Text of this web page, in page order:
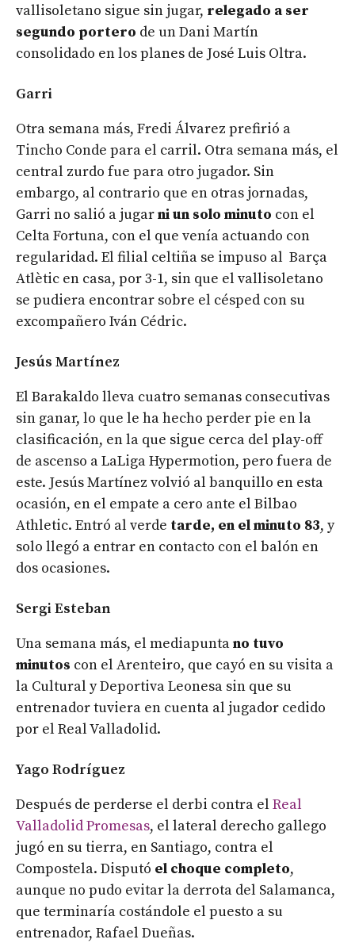
vallisoletano sigue sin jugar, relegado a ser
segundo portero de un Dani Martín
consolidado en los planes de José Luis Oltra.
Garri
Otra semana más, Fredi Álvarez prefirió a
Tincho Conde para el carril. Otra semana más, el
central zurdo fue para otro jugador. Sin
embargo, al contrario que en otras jornadas,
Garri no salió a jugarni un solo minuto con el
Celta Fortuna, con el que venía actuando con
regularidad. El filial celtiña se impuso al Barça
Atlètic en casa, por 3-1, sin que el vallisoletano
se pudiera encontrar sobre el césped con su
excompañero Iván Cédric.
Jesús Martínez
El Barakaldo lleva cuatro semanas consecutivas
sin ganar, lo que le ha hecho perder pie en la
clasificación, en la que sigue cerca del play-off
de ascenso a LaLiga Hypermotion, pero fuera de
este. Jesús Martínez volvió al banquillo en esta
ocasión, en el empate a cero ante el Bilbao
Athletic. Entró al verde tarde, en el minuto 83, y
solo llegó a entrar en contacto con el balón en
dos ocasiones.
Sergi Esteban
Una semana más, el mediapuntano tuvo
minutos con el Arenteiro, que cayó en su visita a
la Cultural y Deportiva Leonesa sin que su
entrenador tuviera en cuenta al jugador cedido
por el Real Valladolid.
Yago Rodríguez
Después de perderse el derbi contra el Real
Valladolid Promesas, el lateral derecho gallego
jugó en su tierra, en Santiago, contra el
Compostela. Disputó el choque completo,
aunque no pudo evitar la derrota del Salamanca,
que terminaría costándole el puesto a su
entrenador, Rafael Dueñas.